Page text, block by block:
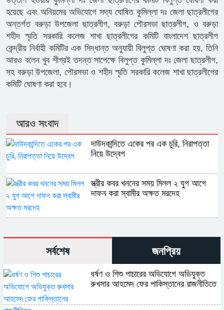
হয়েছে এবং অনিয়মের অভিযোগে সদ্য ঘোষিত কুমিল্লা দঃ জেলা ছাত্রলীগের
অন্তর্গত বরুড়া উপজেলা ছাত্রলীগ, বরুড়া পৌরসভা ছাত্রলীগ, ও বরুড়া
শহীদ স্মৃতি সরকারি কলেজ শাখা ছাত্রলীগের কমিটি বাংলাদেশ ছাত্রলীগ
কেন্দ্রীয় নির্বাহী কমিটির এক সিদ্ধান্ত অনুযায়ী বিলুপ্ত ঘোষণা করা হয়, তিনি
আরও বলেন খুব শীগ্রই তদন্ত সাপেক্ষে বিলুপ্ত কুমিল্লা দঃ জেলা ছাত্রলীগ,
সহ বরুড়া উপজেলা, পৌরসভা ও শহীদ স্মৃতি সরকারি কলেজ শাখা ছাত্রলীগের
কমিটি ঘোষণা করা হবে।
আরও সংবাদ
দাউদকান্দিতে একের পর এক চুরি, নিরাপত্তা
নিয়ে উদ্বেগ
স্ত্রীর কবর খননের সময় মিলল ২ যুগ আগে
দাফন করা স্বামীর অক্ষত মরদেহ
সর্বশেষ জনপ্রিয়
ধর্ষণ ও শিশু পাচারের অভিযোগে অভিযুক্ত
রুখসার আহমেদ ফের পাকিস্তানের রাজনীতিতে